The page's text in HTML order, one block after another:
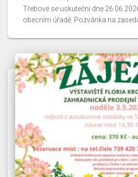
Třebové se uskuteční dne
obecním úřadě. Pozvánka na